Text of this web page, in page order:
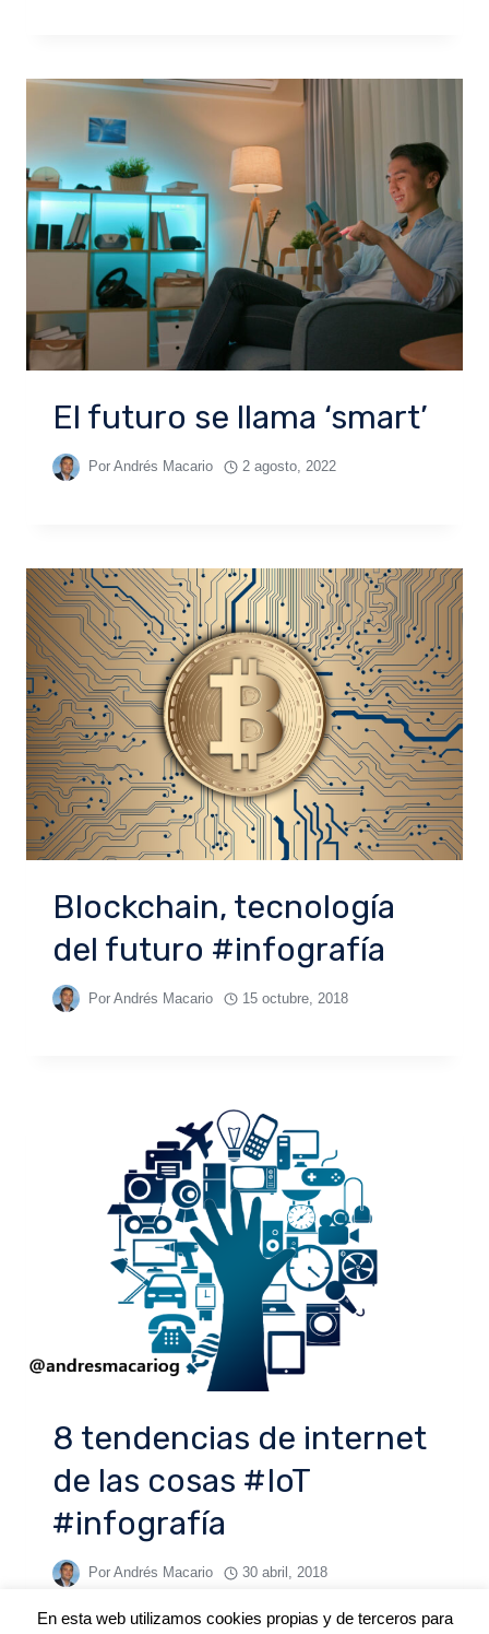
El futuro se llama ‘smart’
Por Andrés Macario 2 agosto, 2022
Blockchain, tecnología
del futuro #infografía
Por Andrés Macario 15 octubre, 2018
8 tendencias de internet
de las cosas #IoT
#infografía
Por Andrés Macario 30 abril, 2018
En esta web utilizamos cookies propias y de terceros para